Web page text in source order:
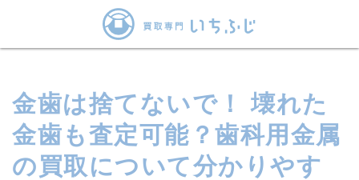
金歯は捨てないで！ 壊れた
金歯も査定可能？歯科用金属
の買取について分かりやす